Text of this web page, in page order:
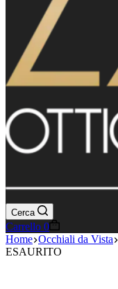
Cerca
Carrello 0
Home Occhiali da Vista
ESAURITO